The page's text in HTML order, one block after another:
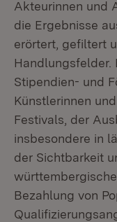
Akteurinnen und
die Ergebnisse
erörtert, gefiltert
Handlungsfelder.
Stipendien- und
Künstlerinnen
Festivals, der
insbesondere in
der Sichtbarkeit
Bezahlung von